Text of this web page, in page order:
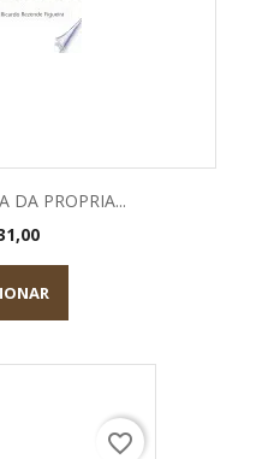
DA PROPRIA...
favorite_border